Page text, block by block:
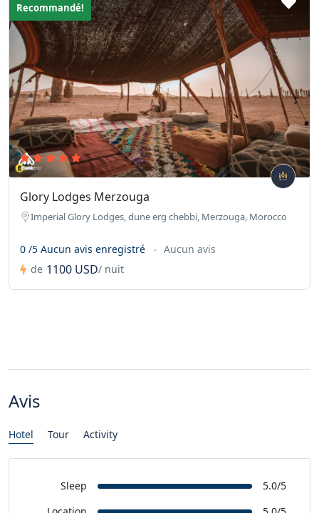
Recommandé!
Glory Lodges Merzouga
Imperial Glory Lodges, dune erg chebbi, Merzouga, Morocco
0 /5 Aucun avis enregistré
Aucun avis
de 1100 USD/ nuit
Avis
Hotel Tour Activity
Sleep
5.0/5